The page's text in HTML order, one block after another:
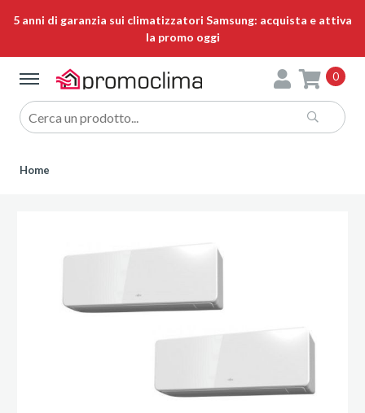
5 anni di garanzia sui climatizzatori Samsung: acquista e attiva
la promo oggi
0
Home